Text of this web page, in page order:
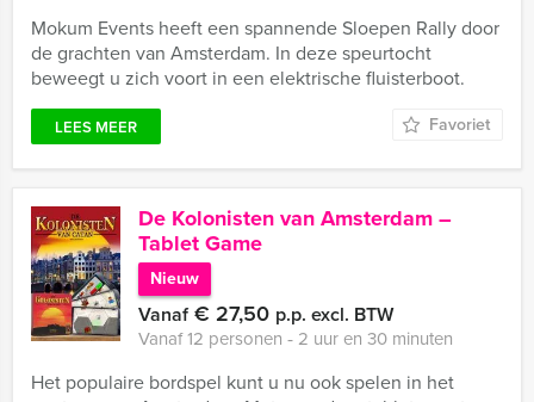
Mokum Events heeft een spannende Sloepen Rally door
de grachten van Amsterdam. In deze speurtocht
beweegt u zich voort in een elektrische fluisterboot.
LEES MEER Favoriet
De Kolonisten van Amsterdam –
Tablet Game
Nieuw
Vanaf€ 27,50 p.p. excl. BTW
Vanaf 12 personen ‐ 2 uur en 30 minuten
Het populaire bordspel kunt u nu ook spelen in het